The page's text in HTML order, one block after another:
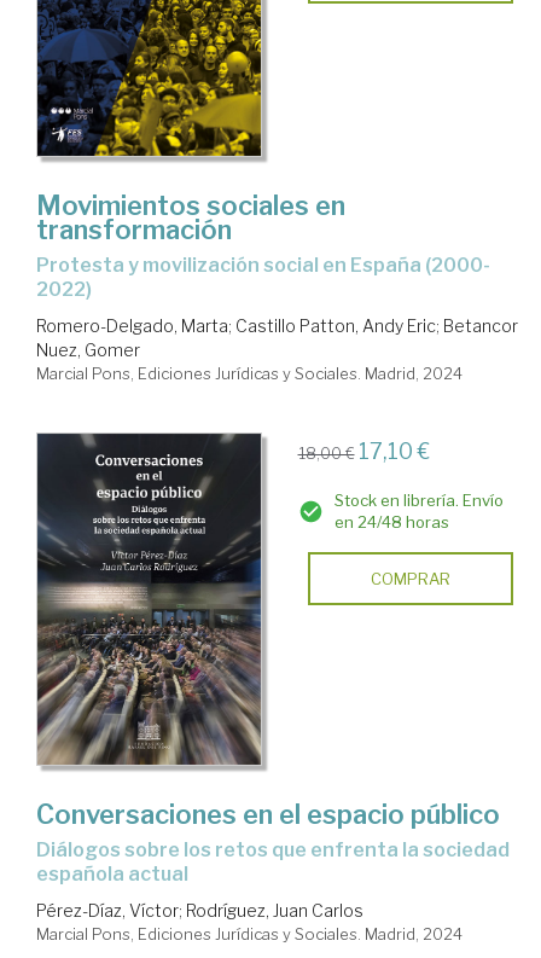
Movimientos sociales en
transformación
protesta y movilización social en España (2000-
2022)
Romero-Delgado, Marta; Castillo Patton, Andy Eric; Betancor
Nuez, Gomer
Marcial Pons, Ediciones Jurídicas y Sociales. Madrid, 2024
18,00 € 17,10 €
Stock en librería. Envío
en 24/48 horas
COMPRAR
Conversaciones en el espacio público
Diálogos sobre los retos que enfrenta la sociedad
española actual
Pérez-Díaz, Víctor; Rodríguez, Juan Carlos
Marcial Pons, Ediciones Jurídicas y Sociales. Madrid, 2024